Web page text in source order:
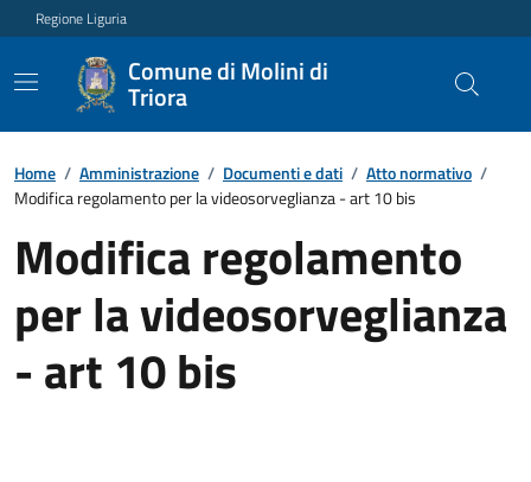
Regione Liguria
Comune di Molini di
Triora
Home / Amministrazione / Documenti e dati / Atto normativo /
Modifica regolamento per la videosorveglianza - art 10 bis
Modifica regolamento
per la videosorveglianza
- art 10 bis